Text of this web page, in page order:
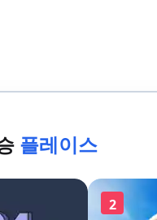
플레이스
2